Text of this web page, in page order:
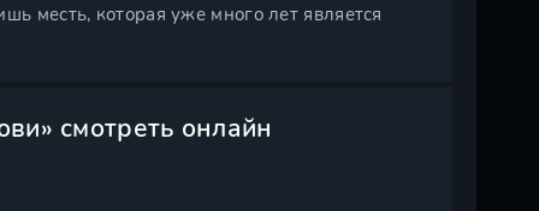
месть, которая уже много лет является
смотреть онлайн